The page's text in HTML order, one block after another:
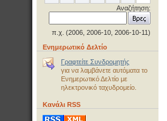
Αναζήτηση:
π.χ. (2006, 2006-10, 2006-10-11)
Ενημερωτικό Δελτίο
Γραφτείτε Συνδρομητής
για να λαμβάνετε αυτόματα το
Ενημερωτικό Δελτίο με
ηλεκτρονικό ταχυδρομείο.
Κανάλι RSS